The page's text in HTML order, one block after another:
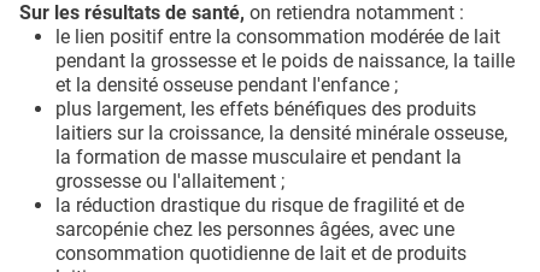
Sur les résultats de santé, on retiendra notamment :
le lien positif entre la consommation modérée de lait
pendant la grossesse et le poids de naissance, la taille
et la densité osseuse pendant l'enfance ;
plus largement, les effets bénéfiques des produits
laitiers sur la croissance, la densité minérale osseuse,
la formation de masse musculaire et pendant la
grossesse ou l'allaitement ;
la réduction drastique du risque de fragilité et de
sarcopénie chez les personnes âgées, avec une
consommation quotidienne de lait et de produits